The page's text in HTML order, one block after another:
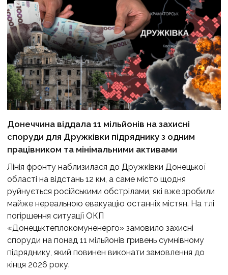
Донеччина віддала 11 мільйонів на захисні
споруди для Дружківки підряднику з одним
працівником та мінімальними активами
Лінія фронту наблизилася до Дружківки Донецької
області на відстань 12 км, а саме місто щодня
руйнується російськими обстрілами, які вже зробили
майже нереальною евакуацію останніх містян. На тлі
погіршення ситуації ОКП
«Донецьктеплокомуненерго» замовило захисні
споруди на понад 11 мільйонів гривень сумнівному
підряднику, який повинен виконати замовлення до
кінця 2026 року.